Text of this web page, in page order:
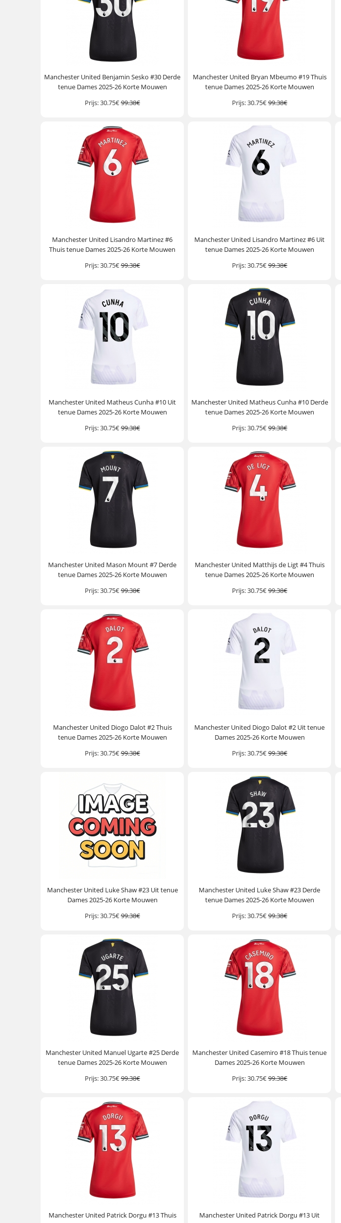
Manchester United Benjamin Sesko #30 Derde
tenue Dames 2025-26 Korte Mouwen
Prijs:30.75€99.38€
Manchester United Bryan Mbeumo #19 Thuis
tenue Dames 2025-26 Korte Mouwen
Prijs:30.75€99.38€
Manchester United Lisandro Martinez #6
Thuis tenue Dames 2025-26 Korte Mouwen
Prijs:30.75€99.38€
Manchester United Lisandro Martinez #6 Uit
tenue Dames 2025-26 Korte Mouwen
Prijs:30.75€99.38€
Manchester United Matheus Cunha #10 Uit
tenue Dames 2025-26 Korte Mouwen
Prijs:30.75€99.38€
Manchester United Matheus Cunha #10 Derde
tenue Dames 2025-26 Korte Mouwen
Prijs:30.75€99.38€
Manchester United Mason Mount #7 Derde
tenue Dames 2025-26 Korte Mouwen
Prijs:30.75€99.38€
Manchester United Matthijs de Ligt #4 Thuis
tenue Dames 2025-26 Korte Mouwen
Prijs:30.75€99.38€
Manchester United Diogo Dalot #2 Thuis
tenue Dames 2025-26 Korte Mouwen
Prijs:30.75€99.38€
Manchester United Diogo Dalot #2 Uit tenue
Dames 2025-26 Korte Mouwen
Prijs:30.75€99.38€
Manchester United Luke Shaw #23 Uit tenue
Dames 2025-26 Korte Mouwen
Prijs:30.75€99.38€
Manchester United Luke Shaw #23 Derde
tenue Dames 2025-26 Korte Mouwen
Prijs:30.75€99.38€
Manchester United Manuel Ugarte #25 Derde
tenue Dames 2025-26 Korte Mouwen
Prijs:30.75€99.38€
Manchester United Casemiro #18 Thuis tenue
Dames 2025-26 Korte Mouwen
Prijs:30.75€99.38€
Manchester United Patrick Dorgu #13 Thuis
Manchester United Patrick Dorgu #13 Uit